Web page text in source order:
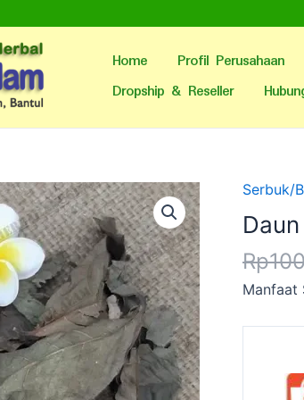
Home Profil Perusahaan
Dropship & Reseller
Serbuk/
Rp
Manfaat